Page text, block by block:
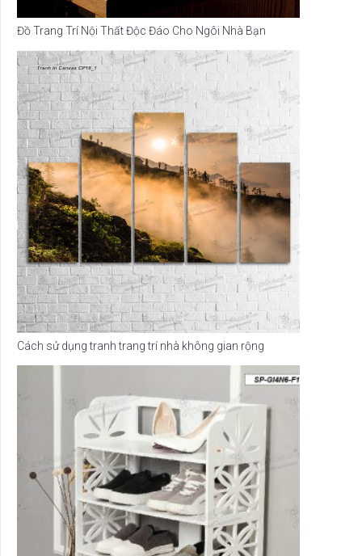
Đồ Trang Trí Nội Thất Độc Đáo Cho Ngôi Nhà Bạn
Cách sử dụng tranh trang trí nhà không gian rộng